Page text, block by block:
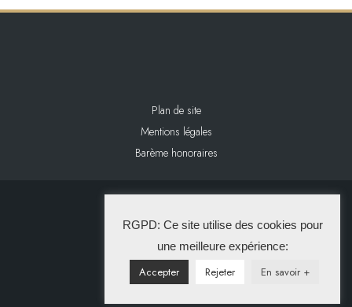
Plan de site
Mentions légales
Barème honoraires
La Solution Immo
RGPD: Ce site utilise des cookies pour
une meilleure expérience:
Accepter Rejeter En savoir +